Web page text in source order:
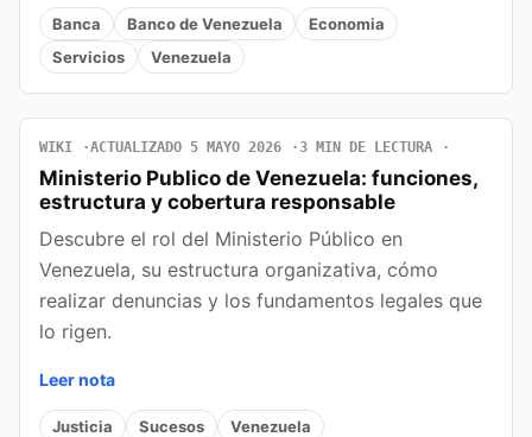
Banca Banco de Venezuela
Economia
Servicios
Venezuela
WIKI ACTUALIZADO 5 MAYO 2026 3 MIN DE LECTURA
Ministerio Publico de Venezuela: funciones,
estructura y cobertura responsable
Descubre el rol del Ministerio Público en
Venezuela, su estructura organizativa, cómo
realizar denuncias y los fundamentos legales que
lo rigen.
Leer nota
Justicia Sucesos Venezuela